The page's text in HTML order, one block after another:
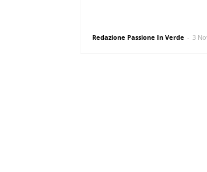
Redazione Passione In Verde - 3